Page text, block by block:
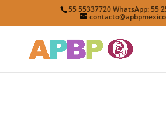
55 55337720 WhatsApp: 55